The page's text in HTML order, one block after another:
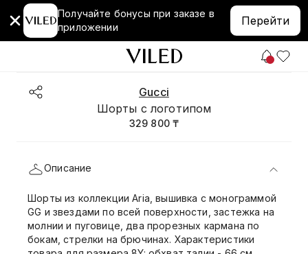
Получайте бонусы при заказе в
приложении
Перейти
Gucci
Шорты с логотипом
329 800 ₸
Описание
Шорты из коллекции Aria, вышивка с монограммой
GG и звездами по всей поверхности, застежка на
молнии и пуговице, два прорезных кармана по
бокам, стрелки на брючинах. Характеристики